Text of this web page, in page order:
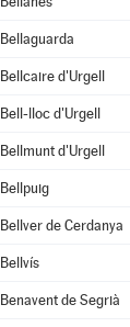
Bellaguarda
Bellcaire d'Urgell
Bell-lloc d'Urgell
Bellmunt d'Urgell
Bellpuig
Bellver de Cerdanya
Bellvís
Benavent de Segrià